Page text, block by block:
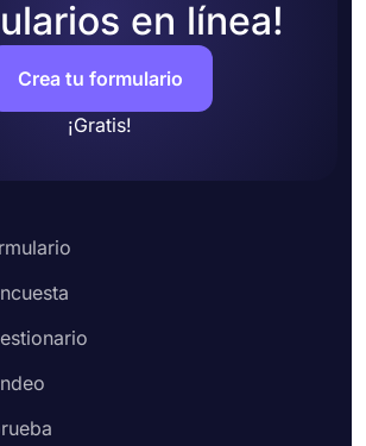
en línea!
Crea tu formulario
¡Gratis!